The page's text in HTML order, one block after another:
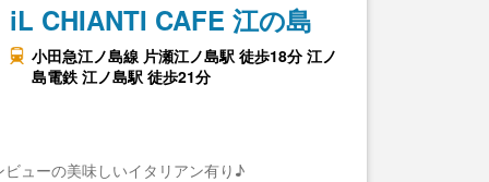
iL CHIANTI CAFE 江の島
小田急江ノ島線 片瀬江ノ島駅 徒歩18分 江ノ
島電鉄 江ノ島駅 徒歩21分
ューの美味しいイタリアン有り♪